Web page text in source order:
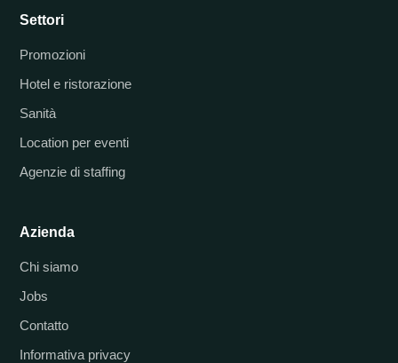
Settori
Promozioni
Hotel e ristorazione
Sanità
Location per eventi
Agenzie di staffing
Azienda
Chi siamo
Jobs
Contatto
Informativa privacy